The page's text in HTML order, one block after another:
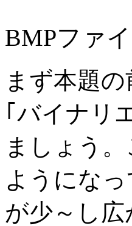
BMPファ
まず本題
｢バイナリ
ましょう
ようにな
が少～し